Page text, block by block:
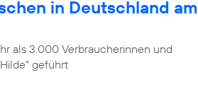
in Deutschland am
als 3.000 Verbraucherinnen und
geführt